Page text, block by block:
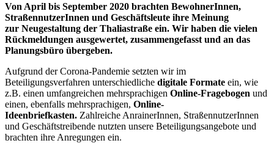
Von April bis September 2020 brachten BewohnerInnen,
StraßennutzerInnen und Geschäftsleute ihre Meinung
zur Neugestaltung der Thaliastraße ein. Wir haben die vielen
Rückmeldungen ausgewertet, zusammengefasst und an das
Planungsbüro übergeben.
Aufgrund der Corona-Pandemie setzten wir im
Beteiligungsverfahren unterschiedliche digitale Formate ein, wie
z.B. einen umfangreichen mehrsprachigen Online-Fragebogen und
einen, ebenfalls mehrsprachigen, Online-
Ideenbriefkasten. Zahlreiche AnrainerInnen, StraßennutzerInnen
und Geschäftstreibende nutzten unsere Beteiligungsangebote und
brachten ihre Anregungen ein.